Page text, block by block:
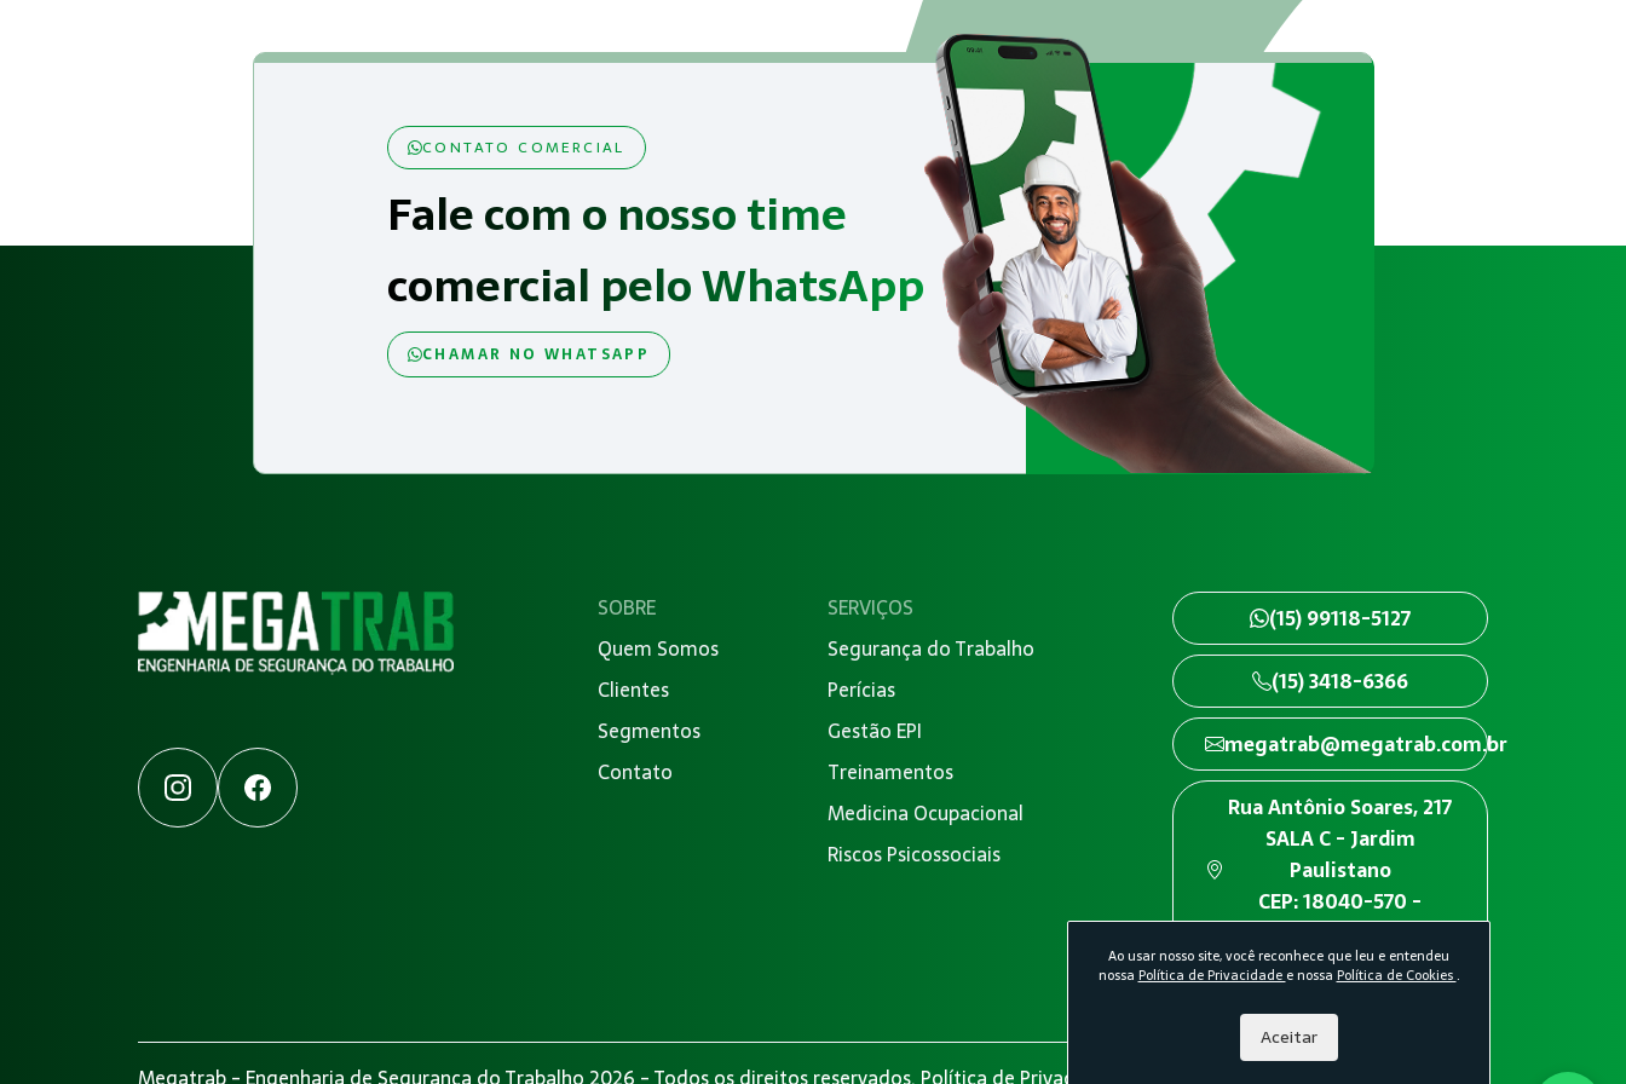
CONTATO COMERCIAL
Fale com o nosso time
comercial pelo WhatsApp
CHAMAR NO WHATSAPP
InstagramFacebook
SOBRE
Quem Somos
Clientes
Segmentos
Contato
SERVIÇOS
Segurança do Trabalho
Perícias
Gestão EPI
Treinamentos
Medicina Ocupacional
Riscos Psicossociais
(15) 99118-5127
(15) 3418-6366
megatrab@megatrab.com.br
Rua Antônio Soares, 217
SALA C - Jardim
Paulistano
CEP: 18040-570 -
Sorocaba/SP
Ao usar nosso site, você reconhece que leu e entendeu
nossa Política de Privacidade e nossa Política de Cookies.
Aceitar